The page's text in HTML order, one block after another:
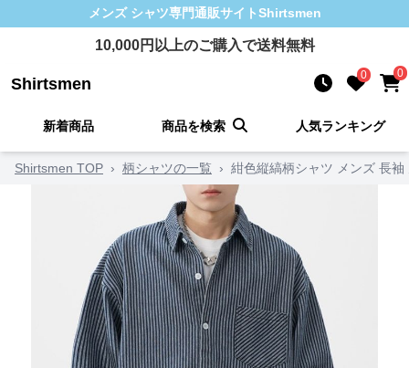
メンズ シャツ専門通販サイトShirtsmen
10,000円以上のご購入で送料無料
Shirtsmen 0 0
新着商品 商品を検索 人気ランキング
Shirtsmen TOP › 柄シャツの一覧 › 紺色縦縞柄シャツ メンズ 長袖